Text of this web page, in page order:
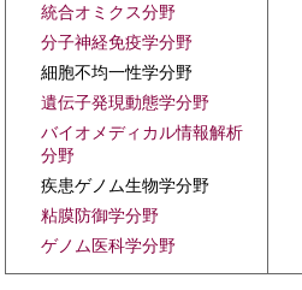
統合オミクス分野
分子神経免疫学分野
細胞不均一性学分野
遺伝子発現動態学分野
バイオメディカル情報解析
分野
疾患ゲノム生物学分野
粘膜防御学分野
ゲノム医科学分野